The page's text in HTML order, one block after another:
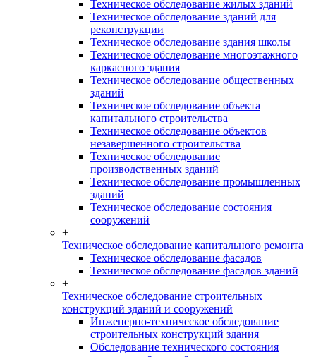
Техническое обследование жилых зданий
Техническое обследование зданий для
реконструкции
Техническое обследование здания школы
Техническое обследование многоэтажного
каркасного здания
Техническое обследование общественных
зданий
Техническое обследование объекта
капитального строительства
Техническое обследование объектов
незавершенного строительства
Техническое обследование
производственных зданий
Техническое обследование промышленных
зданий
Техническое обследование состояния
сооружений
+
Техническое обследование капитального ремонта
Техническое обследование фасадов
Техническое обследование фасадов зданий
+
Техническое обследование строительных
конструкций зданий и сооружений
Инженерно-техническое обследование
строительных конструкций здания
Обследование технического состояния